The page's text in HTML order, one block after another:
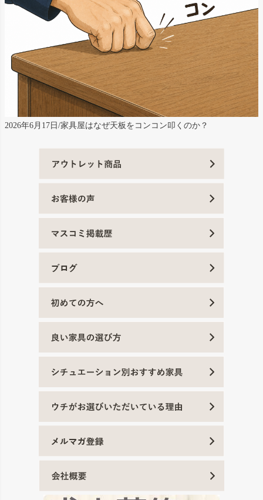
2026年6月17日/家具屋はなぜ天板をコンコン叩くのか？